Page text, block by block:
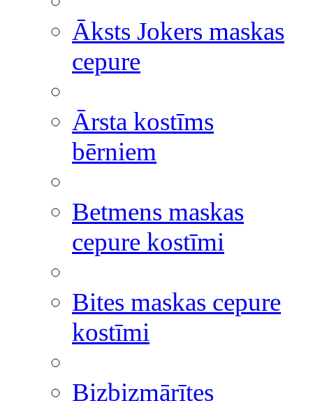
Āksts Jokers maskas
cepure
Ārsta kostīms
bērniem
Betmens maskas
cepure kostīmi
Bites maskas cepure
kostīmi
Bizbizmārītes